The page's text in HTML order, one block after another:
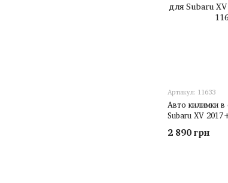
Артикул: 11633
Авто килимки в
Subaru XV
2 890 грн